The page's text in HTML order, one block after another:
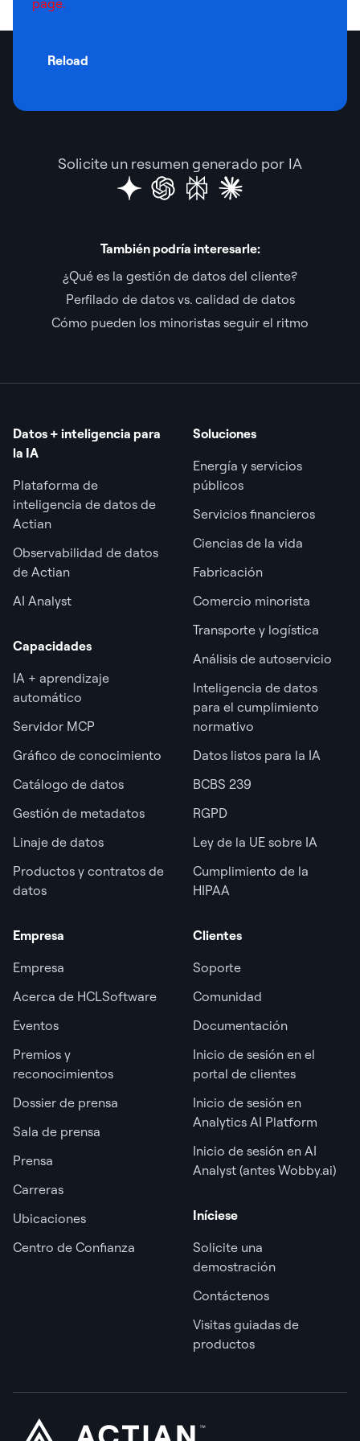
Reload
Solicite un resumen generado por IA
También podría interesarle:
¿Qué es la gestión de datos del cliente?
Perfilado de datos vs. calidad de datos
Cómo pueden los minoristas seguir el ritmo
Datos + inteligencia para
la IA
Plataforma de
inteligencia de datos de
Actian
Observabilidad de datos
de Actian
AI Analyst
Capacidades
IA + aprendizaje
automático
Servidor MCP
Gráfico de conocimiento
Catálogo de datos
Gestión de metadatos
Linaje de datos
Productos y contratos de
datos
Soluciones
Energía y servicios
públicos
Servicios financieros
Ciencias de la vida
Fabricación
Comercio minorista
Transporte y logística
Análisis de autoservicio
Inteligencia de datos
para el cumplimiento
normativo
Datos listos para la IA
BCBS 239
RGPD
Ley de la UE sobre IA
Cumplimiento de la
HIPAA
Empresa
Empresa
Acerca de HCLSoftware
Eventos
Premios y
reconocimientos
Dossier de prensa
Sala de prensa
Prensa
Carreras
Ubicaciones
Centro de Confianza
Clientes
Soporte
Comunidad
Documentación
Inicio de sesión en el
portal de clientes
Inicio de sesión en
Analytics AI Platform
Inicio de sesión en AI
Analyst (antes Wobby.ai)
Iníciese
Solicite una
demostración
Contáctenos
Visitas guiadas de
productos